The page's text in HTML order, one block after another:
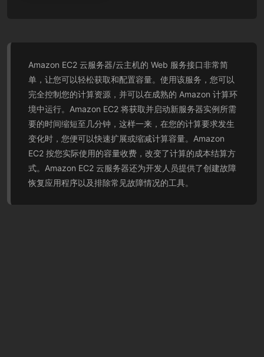
Amazon EC2 云服务器/云主机的 Web 服务接口非常简
单，让您可以轻松获取和配置容量。使用该服务，您可以
完全控制您的计算资源，并可以在成熟的 Amazon 计算环
境中运行。Amazon EC2 将获取并启动新服务器实例所需
要的时间缩短至几分钟，这样一来，在您的计算要求发生
变化时，您便可以快速扩展或缩减计算容量。Amazon
EC2 按您实际使用的容量收费，改变了计算的成本结算方
式。Amazon EC2 云服务器还为开发人员提供了创建故障
恢复应用程序以及排除常见故障情况的工具。